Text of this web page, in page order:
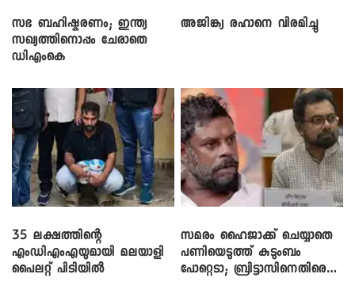
സഭ ബഹിഷ്കരണം; ഇന്ത്യ
സഖ്യത്തിനൊപ്പം ചേരാതെ
ഡിഎംകെ
അജിങ്ക്യ രഹാനെ വിരമിച്ചു
35 ലക്ഷത്തിന്റെ
എംഡിഎംഎയുമായി മലയാളി
പൈലറ്റ് പിടിയിൽ
സമരം ഹൈജാക്ക് ചെയ്യാതെ
പണിയെടുത്ത് കുടുംബം
പോറ്റെടാ; ബ്രിട്ടാസിനെതിരെ